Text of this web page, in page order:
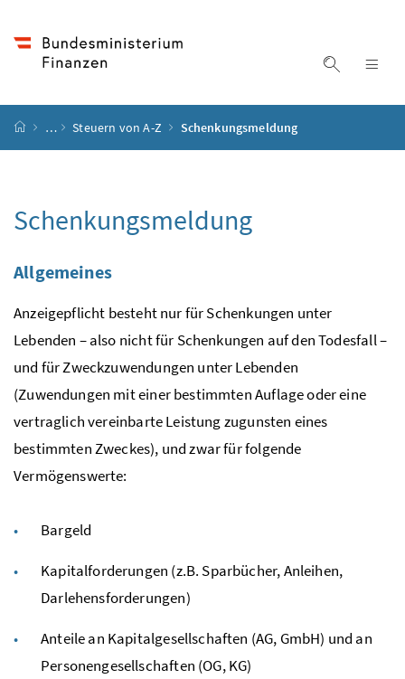
Suche
Startseite
… Steuern von A-Z Schenkungsmeldung
Schenkungsmeldung
Allgemeines
Anzeigepflicht besteht nur für Schenkungen unter
Lebenden – also nicht für Schenkungen auf den Todesfall –
und für Zweckzuwendungen unter Lebenden
(Zuwendungen mit einer bestimmten Auflage oder eine
vertraglich vereinbarte Leistung zugunsten eines
bestimmten Zweckes), und zwar für folgende
Vermögenswerte:
Bargeld
Kapitalforderungen (z.B. Sparbücher, Anleihen,
Darlehensforderungen)
Anteile an Kapitalgesellschaften (AG, GmbH) und an
Personengesellschaften (OG,KG)